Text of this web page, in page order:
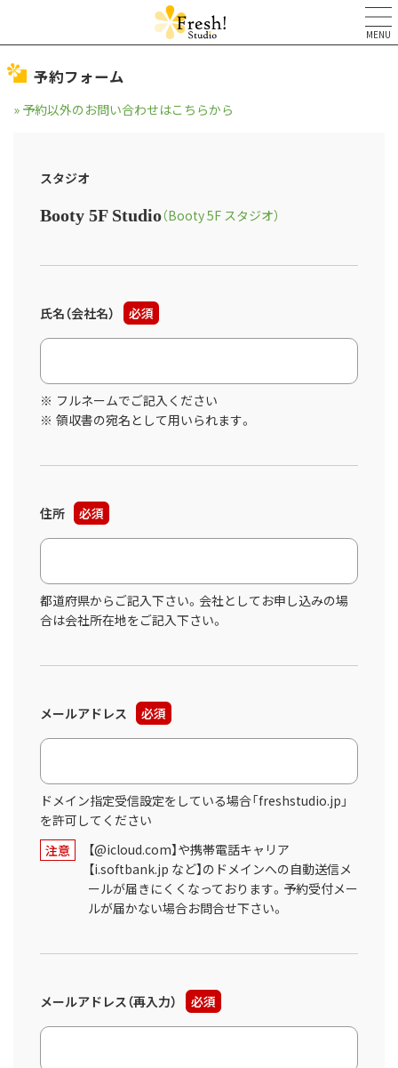
MENU
予約フォーム
» 予約以外のお問い合わせはこちらから
スタジオ
Booty 5F Studio（Booty 5F スタジオ）
氏名（会社名） 必須
フルネームでご記入ください
領収書の宛名として用いられます。
住所 必須
都道府県からご記入下さい。会社としてお申し込みの場
合は会社所在地をご記入下さい。
メールアドレス 必須
ドメイン指定受信設定をしている場合「freshstudio.jp」
を許可してください
注意
【@icloud.com】や携帯電話キャリア
【i.softbank.jp など】のドメインへの自動送信メ
ールが届きにくくなっております。予約受付メー
ルが届かない場合お問合せ下さい。
メールアドレス（再入力） 必須